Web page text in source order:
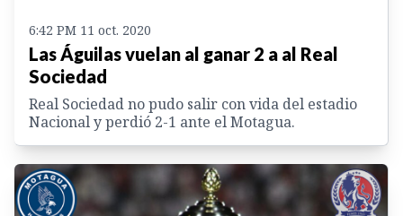
6:42 PM 11 oct. 2020
Las Águilas vuelan al ganar 2 a al Real
Sociedad
Real Sociedad no pudo salir con vida del estadio
Nacional y perdió 2-1 ante el Motagua.